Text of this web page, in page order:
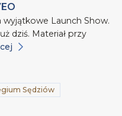
wyjątkowe Launch Show.
dziś. Materiał przy
Sędziów